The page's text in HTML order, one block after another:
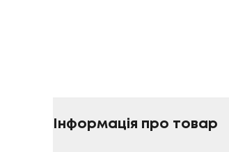
Інформація про товар